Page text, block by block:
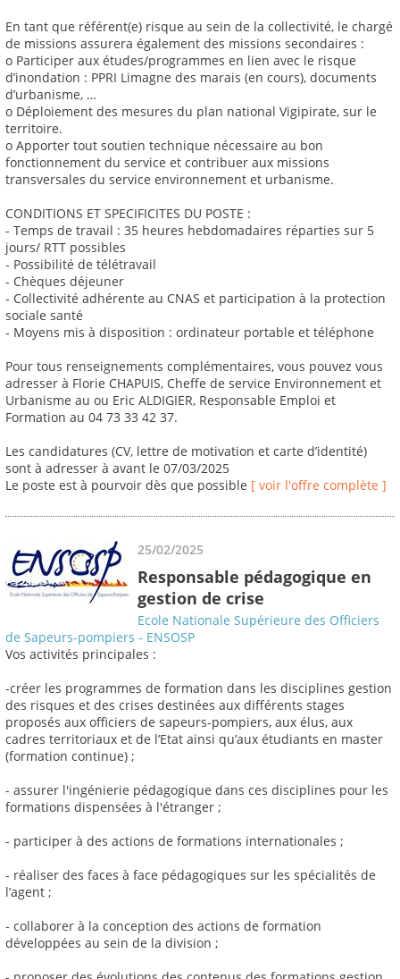
En tant que référent(e) risque au sein de la collectivité, le chargé
de missions assurera également des missions secondaires :
o Participer aux études/programmes en lien avec le risque
d’inondation : PPRI Limagne des marais (en cours), documents
d’urbanisme, …
o Déploiement des mesures du plan national Vigipirate, sur le
territoire.
o Apporter tout soutien technique nécessaire au bon
fonctionnement du service et contribuer aux missions
transversales du service environnement et urbanisme.
CONDITIONS ET SPECIFICITES DU POSTE :
- Temps de travail : 35 heures hebdomadaires réparties sur 5
jours/ RTT possibles
- Possibilité de télétravail
- Chèques déjeuner
- Collectivité adhérente au CNAS et participation à la protection
sociale santé
- Moyens mis à disposition : ordinateur portable et téléphone
Pour tous renseignements complémentaires, vous pouvez vous
adresser à Florie CHAPUIS, Cheffe de service Environnement et
Urbanisme au ou Eric ALDIGIER, Responsable Emploi et
Formation au 04 73 33 42 37.
Les candidatures (CV, lettre de motivation et carte d’identité)
sont à adresser à avant le 07/03/2025
Le poste est à pourvoir dès que possible [ voir l'offre complète ]
25/02/2025
Responsable pédagogique en
gestion de crise
Ecole Nationale Supérieure des Officiers
de Sapeurs-pompiers - ENSOSP
Vos activités principales :
-créer les programmes de formation dans les disciplines gestion
des risques et des crises destinées aux différents stages
proposés aux officiers de sapeurs-pompiers, aux élus, aux
cadres territoriaux et de l’Etat ainsi qu’aux étudiants en master
(formation continue) ;
- assurer l'ingénierie pédagogique dans ces disciplines pour les
formations dispensées à l'étranger ;
- participer à des actions de formations internationales ;
- réaliser des faces à face pédagogiques sur les spécialités de
l’agent ;
- collaborer à la conception des actions de formation
développées au sein de la division ;